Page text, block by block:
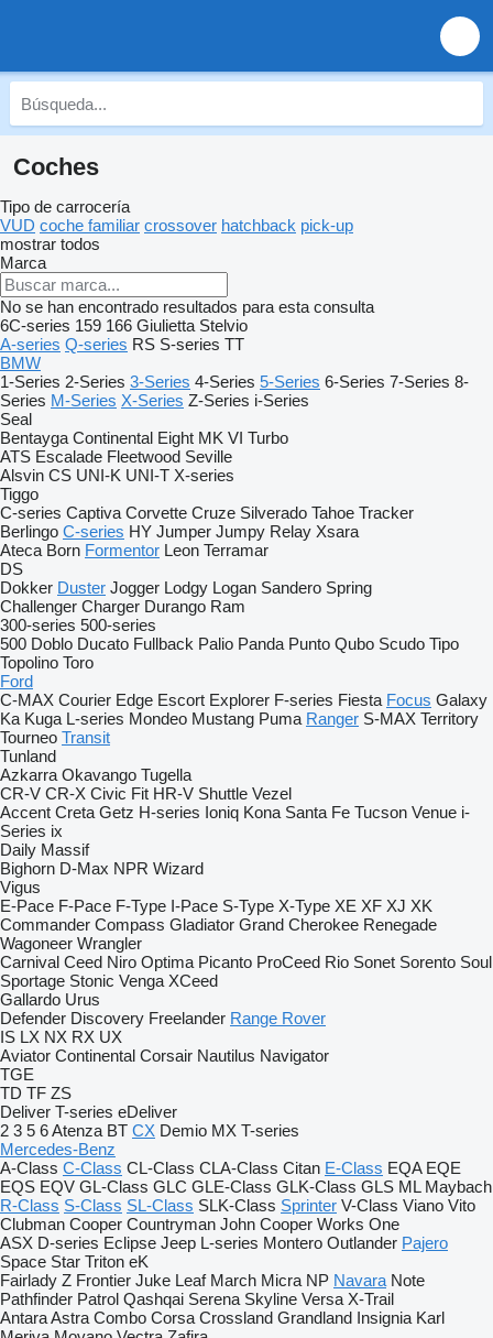
Coches
Tipo de carrocería
VUD coche familiar crossover hatchback pick-up
mostrar todos
Marca
No se han encontrado resultados para esta consulta
6C-series 159 166 Giulietta Stelvio
A-series Q-series RS S-series TT
BMW
1-Series 2-Series 3-Series 4-Series 5-Series 6-Series 7-Series 8-
Series M-Series X-Series Z-Series i-Series
Seal
Bentayga Continental Eight MK VI Turbo
ATS Escalade Fleetwood Seville
Alsvin CS UNI-K UNI-T X-series
Tiggo
C-series Captiva Corvette Cruze Silverado Tahoe Tracker
Berlingo C-series HY Jumper Jumpy Relay Xsara
Ateca Born Formentor Leon Terramar
DS
Dokker Duster Jogger Lodgy Logan Sandero Spring
Challenger Charger Durango Ram
300-series 500-series
500 Doblo Ducato Fullback Palio Panda Punto Qubo Scudo Tipo
Topolino Toro
Ford
C-MAX Courier Edge Escort Explorer F-series Fiesta Focus Galaxy
Ka Kuga L-series Mondeo Mustang Puma Ranger S-MAX Territory
Tourneo Transit
Tunland
Azkarra Okavango Tugella
CR-V CR-X Civic Fit HR-V Shuttle Vezel
Accent Creta Getz H-series Ioniq Kona Santa Fe Tucson Venue i-
Series ix
Daily Massif
Bighorn D-Max NPR Wizard
Vigus
E-Pace F-Pace F-Type I-Pace S-Type X-Type XE XF XJ XK
Commander Compass Gladiator Grand Cherokee Renegade
Wagoneer Wrangler
Carnival Ceed Niro Optima Picanto ProCeed Rio Sonet Sorento Soul
Sportage Stonic Venga XCeed
Gallardo Urus
Defender Discovery Freelander Range Rover
IS LX NX RX UX
Aviator Continental Corsair Nautilus Navigator
TGE
TD TF ZS
Deliver T-series eDeliver
2 3 5 6Atenza BT CX Demio MX T-series
Mercedes-Benz
A-Class C-Class CL-Class CLA-Class Citan E-Class EQA EQE
EQS EQV GL-Class GLC GLE-Class GLK-Class GLS ML Maybach
R-Class S-Class SL-Class SLK-Class Sprinter V-Class Viano Vito
Clubman Cooper Countryman John Cooper Works One
ASX D-series Eclipse Jeep L-series Montero Outlander Pajero
Space Star Triton eK
Fairlady Z Frontier Juke Leaf March Micra NP Navara Note
Pathfinder Patrol Qashqai Serena Skyline Versa X-Trail
AntaraAstra Combo Corsa Crossland Grandland Insignia Karl